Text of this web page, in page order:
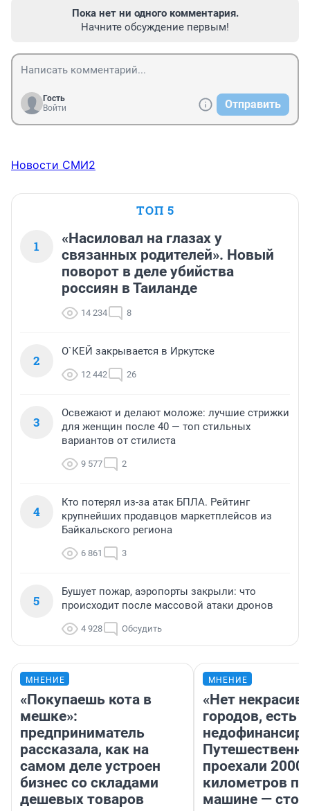
Пока нет ни одного комментария.
Начните обсуждение первым!
Гость
Войти
Отправить
Новости СМИ2
ТОП 5
1
«Насиловал на глазах у
связанных родителей». Новый
поворот в деле убийства
россиян в Таиланде
14 234 8
2
О`КЕЙ закрывается в Иркутске
12 442 26
3
Освежают и делают моложе: лучшие стрижки
для женщин после 40 — топ стильных
вариантов от стилиста
9 577 2
4
Кто потерял из-за атак БПЛА. Рейтинг
крупнейших продавцов маркетплейсов из
Байкальского региона
6 861 3
5
Бушует пожар, аэропорты закрыли: что
происходит после массовой атаки дронов
4 928 Обсудить
МНЕНИЕ
«Покупаешь кота в
мешке»:
предприниматель
рассказала, как на
самом деле устроен
бизнес со складами
дешевых товаров
МНЕНИЕ
«Нет
городов, есть
проехали 2000
километров по
машине —